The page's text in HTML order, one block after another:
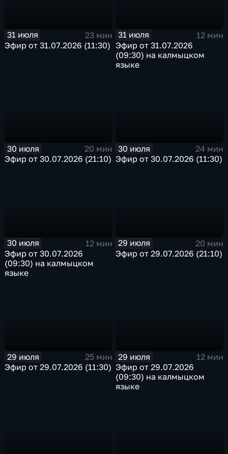
31 июля
23 мин
Эфир от 31.07.2026 (11:30)
31 июля
12 мин
Эфир от 31.07.2026
(09:30) на калмыцком
языке
30 июля
20 мин
Эфир от 30.07.2026 (21:10)
30 июля
24 мин
Эфир от 30.07.2026 (11:30)
30 июля
12 мин
Эфир от 30.07.2026
(09:30) на калмыцком
языке
29 июля
20 мин
Эфир от 29.07.2026 (21:10)
29 июля
25 мин
Эфир от 29.07.2026 (11:30)
29 июля
12 мин
Эфир от 29.07.2026
(09:30) на калмыцком
языке